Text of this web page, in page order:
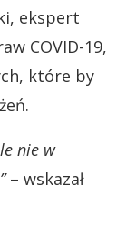
ekspert
COVID-19,
które by
nie w
– wskazał